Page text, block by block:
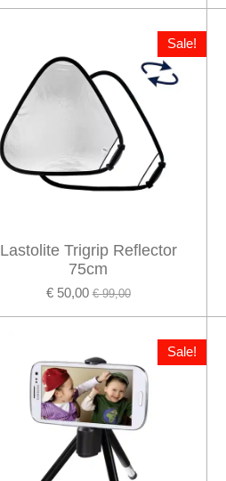
Sale!
Lastolite Trigrip Reflector
75cm
€ 50,00 € 99,00
Sale!